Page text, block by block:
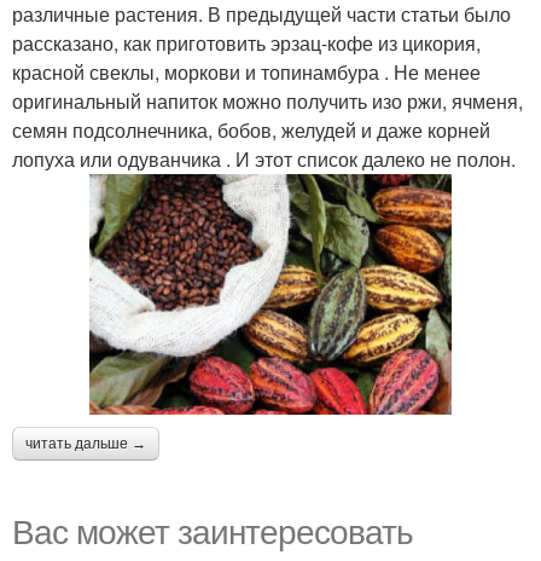
различные растения. В предыдущей части статьи было
рассказано, как приготовить эрзац-кофе из цикория,
красной свеклы, моркови и топинамбура . Не менее
оригинальный напиток можно получить изо ржи, ячменя,
семян подсолнечника, бобов, желудей и даже корней
лопуха или одуванчика . И этот список далеко не полон.
читать дальше →
Вас может заинтересовать